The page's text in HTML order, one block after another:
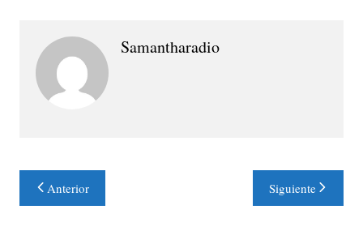
Samantharadio
Navegación
de
Anterior Siguiente